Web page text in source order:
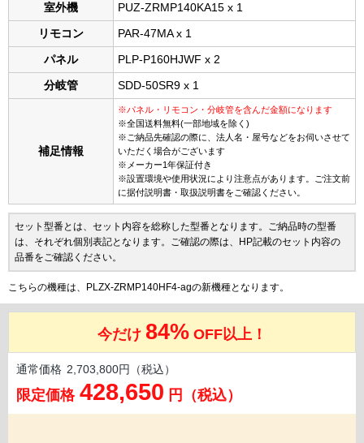
室外機 PUZ-ZRMP140KA15 x 1
リモコン PAR-47MA x 1
パネル PLP-P160HJWF x 2
分岐管 SDD-50SR9 x 1
補足情報
※パネル・リモコン・分岐管を含んだ金額になります
※全国送料無料(一部地域を除く)
※ご納品先確認の際に、法人名・屋号などをお伺いさせて
いただく場合がございます
※メーカー1年保証付き
※設置環境や使用状況により注意点があります。ご注文前
に据付説明書・取扱説明書をご確認ください。
セット型番とは、セット内容を総称した型番となります。ご納品時の型番
は、それぞれ個別表記となります。ご確認の際は、HP記載のセット内容の
品番をご確認ください。
こちらの機種は、PLZX-ZRMP140HF4-agの新機種となります。
今だけ 84% OFF以上！
通常価格 2,703,800円（税込）
限定価格 428,650 円（税込）